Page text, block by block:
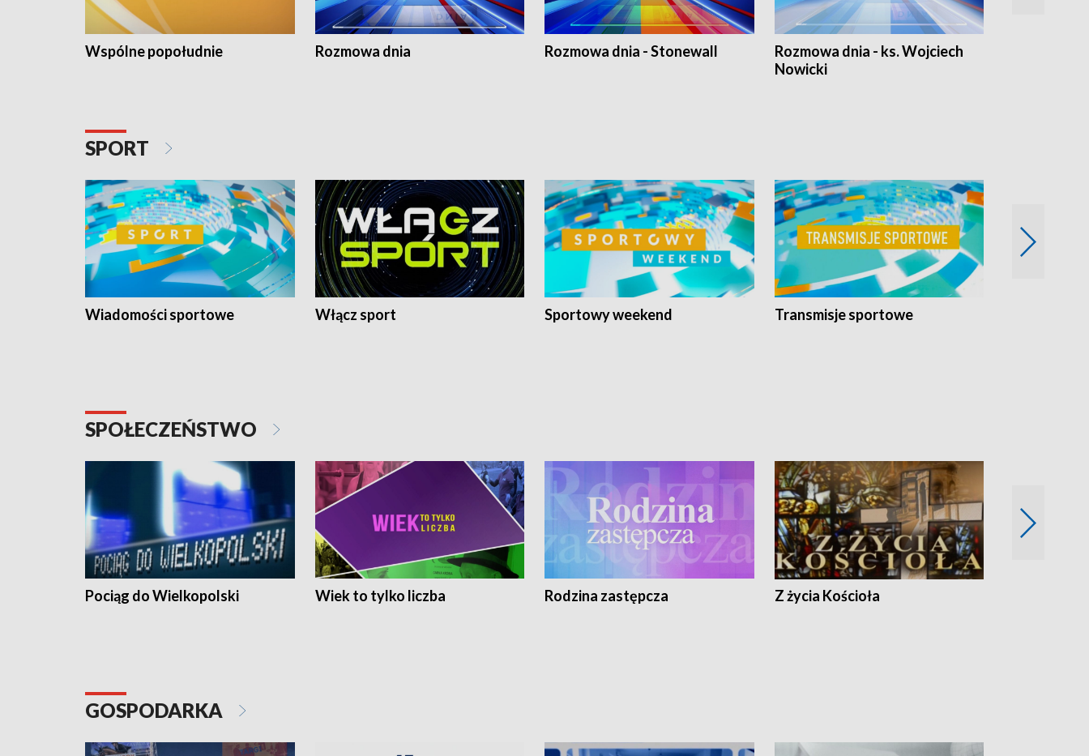
Wspólne popołudnie Rozmowa dnia Rozmowa dnia - Stonewall
Rozmowa dnia - ks. Wojciech
Nowicki
SPORT
Wiadomości sportowe Włącz sport Sportowy weekend Transmisje sportowe
SPOŁECZEŃSTWO
Pociąg do Wielkopolski Wiek to tylko liczba Rodzina zastępcza Z życia Kościoła
GOSPODARKA